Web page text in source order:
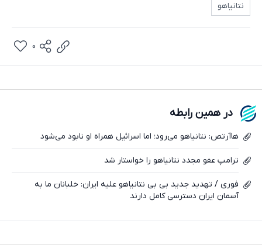
نتانیاهو
تلگرام
واتساپ
فیسبوک
0
در همین رابطه
هاآرتص: نتانیاهو می‌رود؛ اما اسرائیل همراه او نابود می‌شود
ترامپ عفو مجدد نتانیاهو را خواستار شد
فوری / تهدید جدید بی بی نتانیاهو علیه ایران: خلبانان ما به
آسمان ایران دسترسی کامل دارند